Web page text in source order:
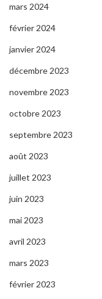
mars 2024
février 2024
janvier 2024
décembre 2023
novembre 2023
octobre 2023
septembre 2023
août 2023
juillet 2023
juin 2023
mai 2023
avril 2023
mars 2023
février 2023